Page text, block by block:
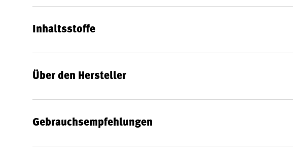
und bietet damit eine hochwirksame Unterstützung für das
100% BIO Premium Qualität
Nachhaltig verpackt:BPA-frei und vollständig recycelbar
Kontrollierte ökologische Bienenhaltung
Inhaltsstoffe
Über den Hersteller
Gebrauchsempfehlungen